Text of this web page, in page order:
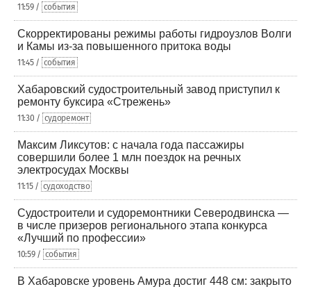
11:59 / события
Скорректированы режимы работы гидроузлов Волги
и Камы из-за повышенного притока воды
11:45 / события
Хабаровский судостроительный завод приступил к
ремонту буксира «Стрежень»
11:30 / судоремонт
Максим Ликсутов: с начала года пассажиры
совершили более 1 млн поездок на речных
электросудах Москвы
11:15 / судоходство
Судостроители и судоремонтники Северодвинска —
в числе призеров регионального этапа конкурса
«Лучший по профессии»
10:59 / события
В Хабаровске уровень Амура достиг 448 см: закрыто